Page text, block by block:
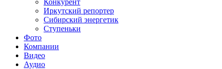
Иркутский репортер
Сибирский энергетик
Ступеньки
Фото
Компании
Видео
Аудио